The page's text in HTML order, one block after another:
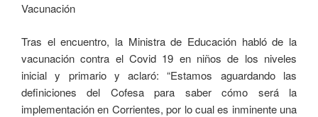
Vacunación
Tras el encuentro, la Ministra de Educación habló de la
vacunación contra el Covid 19 en niños de los niveles
inicial y primario y aclaró: “Estamos aguardando las
definiciones del Cofesa para saber cómo será la
implementación en Corrientes, por lo cual es inminente una